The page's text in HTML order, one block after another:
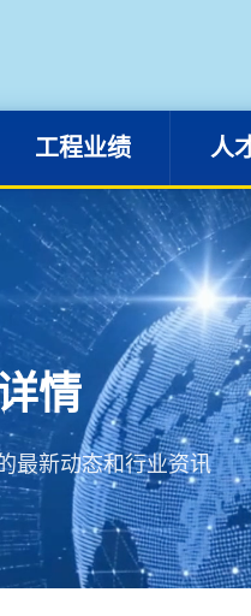
工程业绩 人
情
最新动态和行业资讯